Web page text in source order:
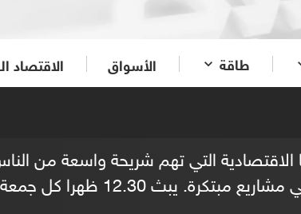
طاقة الأسواق الاقتصاد
الاقتصادية التي تهم شريحة واسعة من
يبث 12.30 ظهرا كل جمعة.